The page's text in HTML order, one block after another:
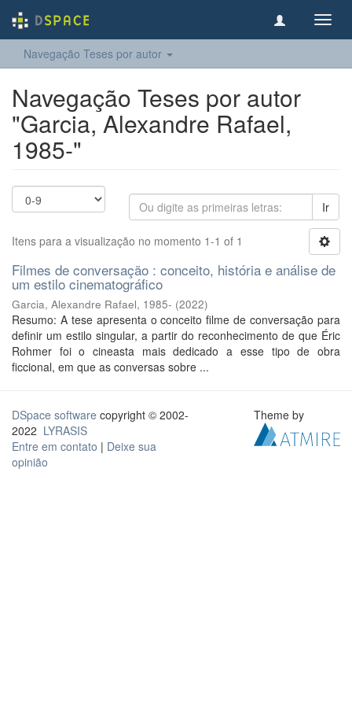
Navegação Teses por autor
Navegação Teses por autor
"Garcia, Alexandre Rafael,
1985-"
Ir
Itens para a visualização no momento 1-1 of 1
Filmes de conversação : conceito, história e análise de
um estilo cinematográfico
Garcia, Alexandre Rafael, 1985- (2022)
Resumo: A tese apresenta o conceito filme de conversação para
definir um estilo singular, a partir do reconhecimento de que Éric
Rohmer foi o cineasta mais dedicado a esse tipo de obra
ficcional, em que as conversas sobre ...
DSpace software copyright © 2002-
2022 LYRASIS
Entre em contato | Deixe sua
opinião
Theme by